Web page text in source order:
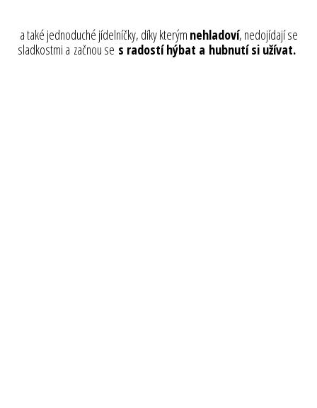
a také jednoduché jídelníčky, díky kterým nehladoví, nedojídají se
sladkostmi a začnou se s radostí hýbat a hubnutí si užívat.